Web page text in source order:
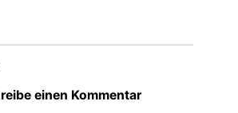
einen Kommentar